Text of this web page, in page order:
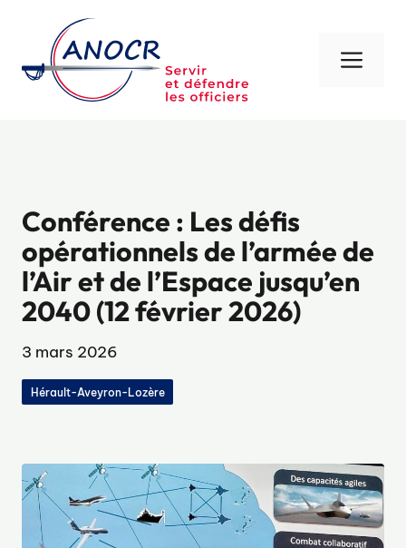
contenu
Conférence : Les défis
opérationnels de l’armée de
l’Air et de l’Espace jusqu’en
2040 (12 février 2026)
3 mars 2026
Hérault-Aveyron-Lozère